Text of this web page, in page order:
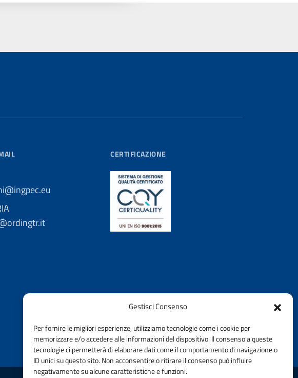
Gestisci Consenso
Per fornire le migliori esperienze, utilizziamo tecnologie come i cookie per
memorizzare e/o accedere alle informazioni del dispositivo. Il consenso a queste
tecnologie ci permetterà di elaborare dati come il comportamento di navigazione o
ID unici su questo sito. Non acconsentire o ritirare il consenso può influire
negativamente su alcune caratteristiche e funzioni.
CERTIFICAZIONE